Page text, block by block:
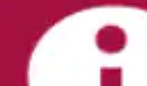
Ragwear
﹢Reebok
Remonte